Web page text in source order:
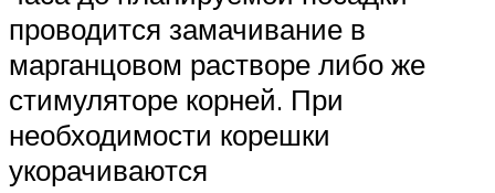
проводится замачивание в
марганцовом растворе либо же
стимуляторе корней. При
необходимости корешки
укорачиваются